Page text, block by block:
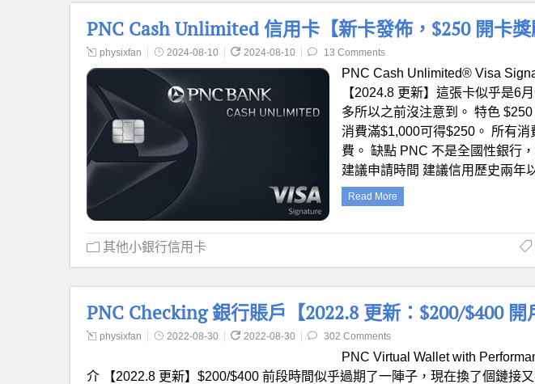
PNC Cash Unlimited 信用卡【新卡發佈，$250 開卡獎
physixfan 2024-08-10 2024-08-10 13 Comments
PNC Cash Unlimited® Visa
【2024.8 更新】這張卡似乎是6
多所以之前沒注意到。 特色
消費滿$1,000可得$250。 所有
費。 缺點 PNC 不是全國性銀行
建議申請時間 建議信用歷史兩年
Read More
其他小銀行信用卡
PNC Checking 銀行賬戶【2022.8 更新：$200/$400 開
physixfan 2022-08-30 2022-08-30 302 Comments
PNC Virtual Wallet with
介 【2022.8 更新】$200/$400 前段時間似乎過期了一陣子，現在換了個鏈接